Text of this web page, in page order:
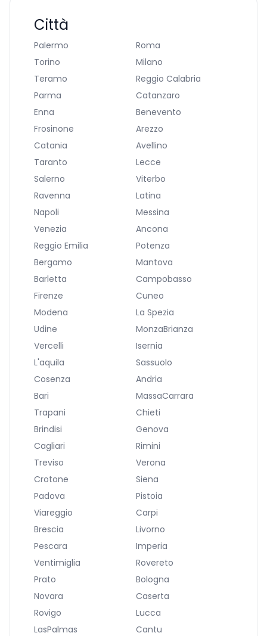
Città
Palermo
Roma
Torino
Milano
Teramo
Reggio Calabria
Parma
Catanzaro
Enna
Benevento
Frosinone
Arezzo
Catania
Avellino
Taranto
Lecce
Salerno
Viterbo
Ravenna
Latina
Napoli
Messina
Venezia
Ancona
Reggio Emilia
Potenza
Bergamo
Mantova
Barletta
Campobasso
Firenze
Cuneo
Modena
La Spezia
Udine
MonzaBrianza
Vercelli
Isernia
L'aquila
Sassuolo
Cosenza
Andria
Bari
MassaCarrara
Trapani
Chieti
Brindisi
Genova
Cagliari
Rimini
Treviso
Verona
Crotone
Siena
Padova
Pistoia
Viareggio
Carpi
Brescia
Livorno
Pescara
Imperia
Ventimiglia
Rovereto
Prato
Bologna
Novara
Caserta
Rovigo
Lucca
LasPalmas
Cantu